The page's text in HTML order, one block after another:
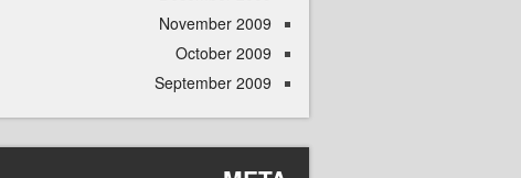
November 2009
October 2009
September 2009